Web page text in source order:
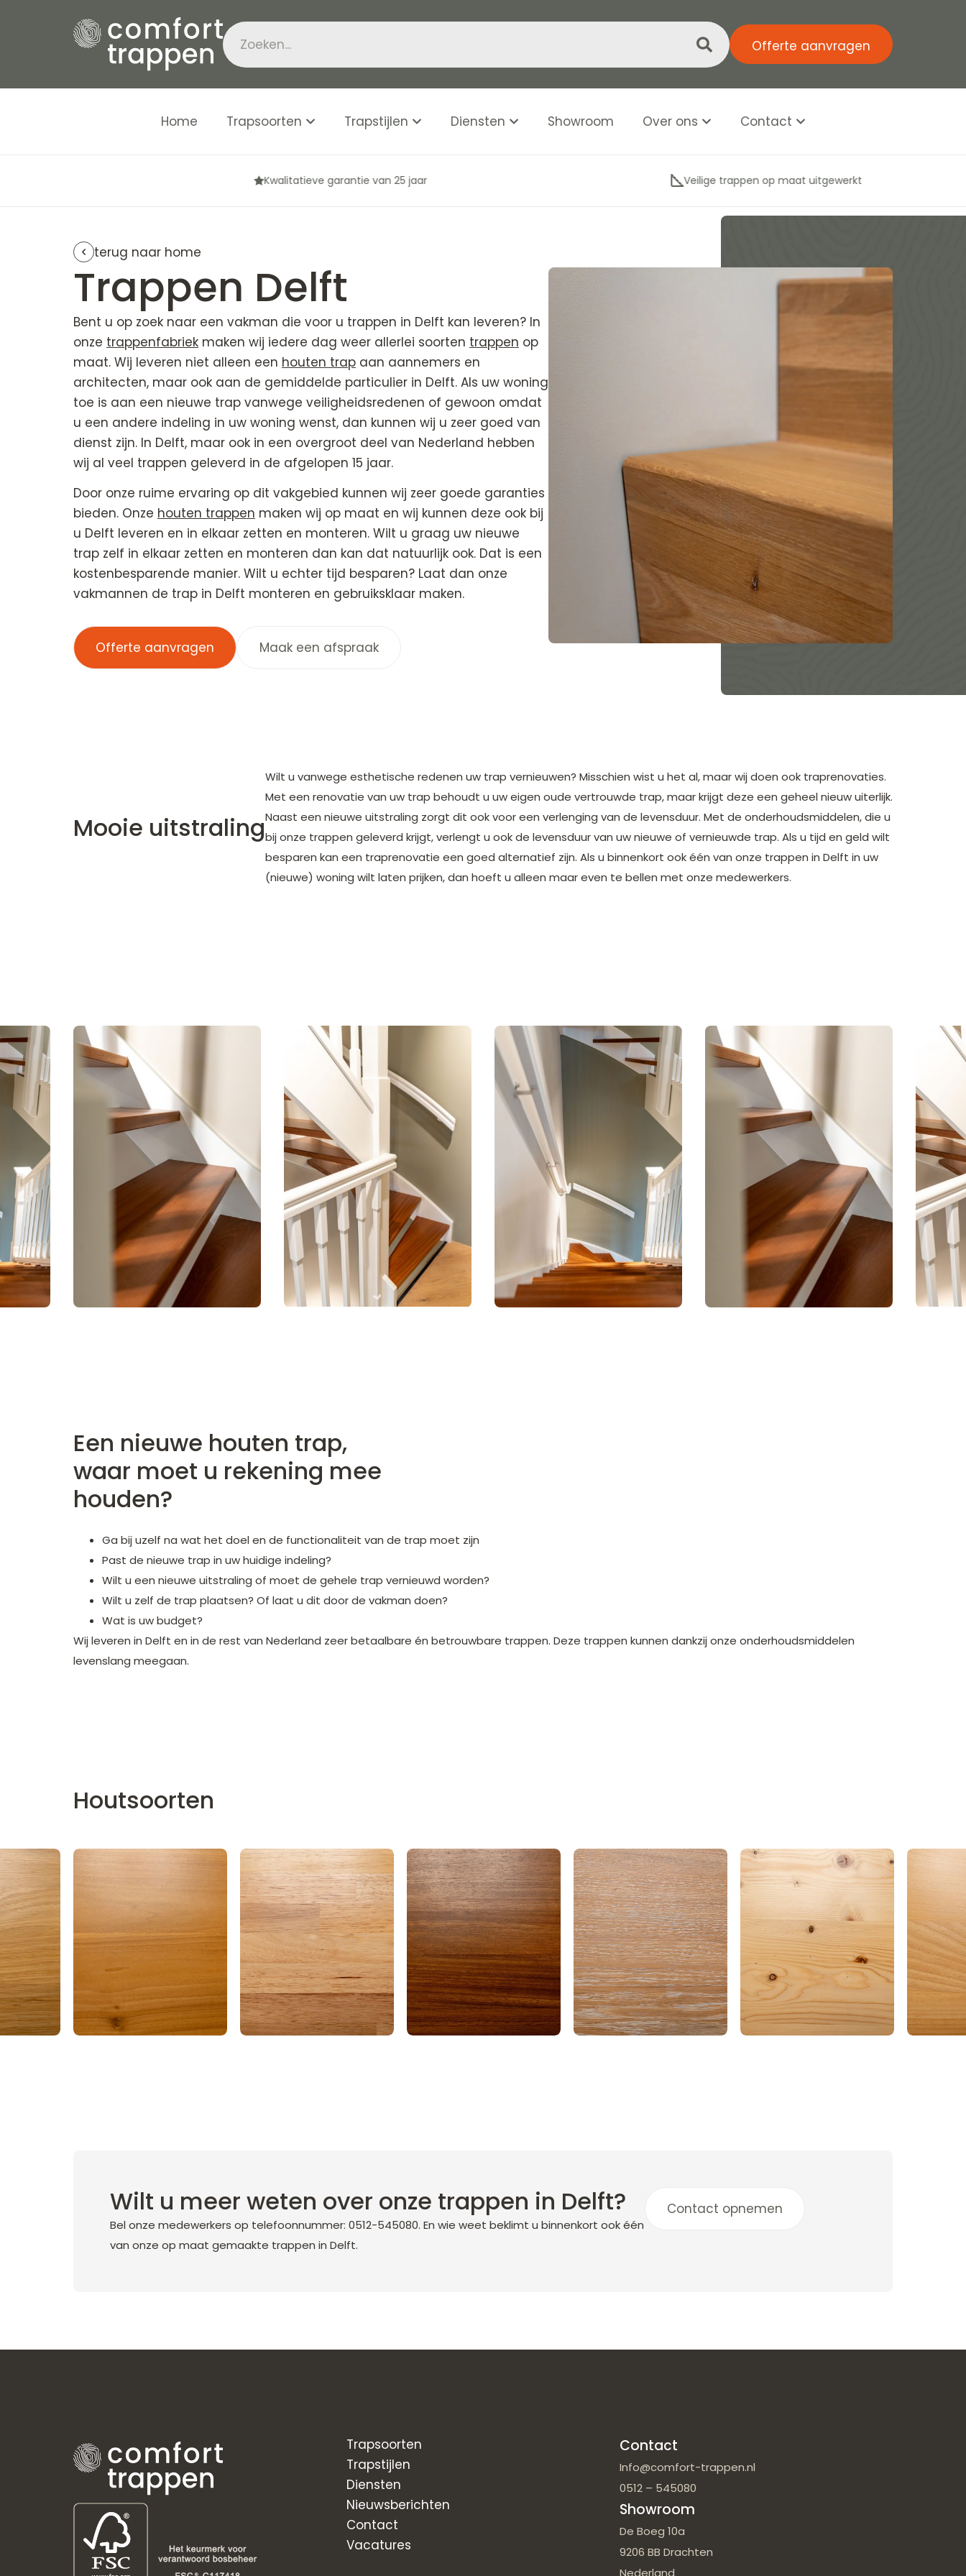
Offerte aanvragen
Home Trapsoorten Trapstijlen Diensten Showroom Over ons Contact
Veilige trappen op maat uitgewerkt
terug naar home
Trappen Delft
Bent u op zoek naar een vakman die voor u trappen in Delft kan leveren? In
onze trappenfabriek maken wij iedere dag weer allerlei soorten trappen op
maat. Wij leveren niet alleen een houten trap aan aannemers en
architecten, maar ook aan de gemiddelde particulier in Delft. Als uw woning
toe is aan een nieuwe trap vanwege veiligheidsredenen of gewoon omdat
u een andere indeling in uw woning wenst, dan kunnen wij u zeer goed van
dienst zijn. In Delft, maar ook in een overgroot deel van Nederland hebben
wij al veel trappen geleverd in de afgelopen 15 jaar.
Door onze ruime ervaring op dit vakgebied kunnen wij zeer goede garanties
bieden. Onze houten trappen maken wij op maat en wij kunnen deze ook bij
u Delft leveren en in elkaar zetten en monteren. Wilt u graag uw nieuwe
trap zelf in elkaar zetten en monteren dan kan dat natuurlijk ook. Dat is een
kostenbesparende manier. Wilt u echter tijd besparen? Laat dan onze
vakmannen de trap in Delft monteren en gebruiksklaar maken.
Offerte aanvragen Maak een afspraak
Mooie uitstraling
Wilt u vanwege esthetische redenen uw trap vernieuwen? Misschien wist u het al, maar wij doen ook traprenovaties.
Met een renovatie van uw trap behoudt u uw eigen oude vertrouwde trap, maar krijgt deze een geheel nieuw uiterlijk.
Naast een nieuwe uitstraling zorgt dit ook voor een verlenging van de levensduur. Met de onderhoudsmiddelen, die u
bij onze trappen geleverd krijgt, verlengt u ook de levensduur van uw nieuwe of vernieuwde trap. Als u tijd en geld wilt
besparen kan een traprenovatie een goed alternatief zijn. Als u binnenkort ook één van onze trappen in Delft in uw
(nieuwe) woning wilt laten prijken, dan hoeft u alleen maar even te bellen met onze medewerkers.
Een nieuwe houten trap,
waar moet u rekening mee
houden?
Ga bij uzelf na wat het doel en de functionaliteit van de trap moet zijn
Past de nieuwe trap in uw huidige indeling?
Wilt u een nieuwe uitstraling of moet de gehele trap vernieuwd worden?
Wilt u zelf de trap plaatsen? Of laat u dit door de vakman doen?
Wat is uw budget?
Wij leveren in Delft en in de rest van Nederland zeer betaalbare én betrouwbare trappen. Deze trappen kunnen dankzij onze onderhoudsmiddelen
levenslang meegaan.
Houtsoorten
Wilt u meer weten over onze trappen in Delft?
Bel onze medewerkers op telefoonnummer: 0512-545080. En wie weet beklimt u binnenkort ook één
van onze op maat gemaakte trappen in Delft.
Contact opnemen
Trapsoorten
Trapstijlen
Diensten
Nieuwsberichten
Contact
Vacatures
Contact
Info@comfort-trappen.nl
0512 – 545080
Showroom
De Boeg 10a
9206 BB Drachten
Nederland